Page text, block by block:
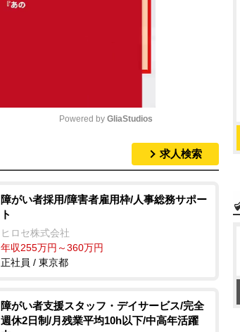
t
Powered by GliaStudios
求人検索
障がい者採用/障害者雇用枠/人事総務サポー
ト
ヒロセ株式会社
年収255万円～360万円
正社員 / 東京都
障がい者支援スタッフ・デイサービス/完全
週休2日制/月残業平均10h以下/中高年活躍